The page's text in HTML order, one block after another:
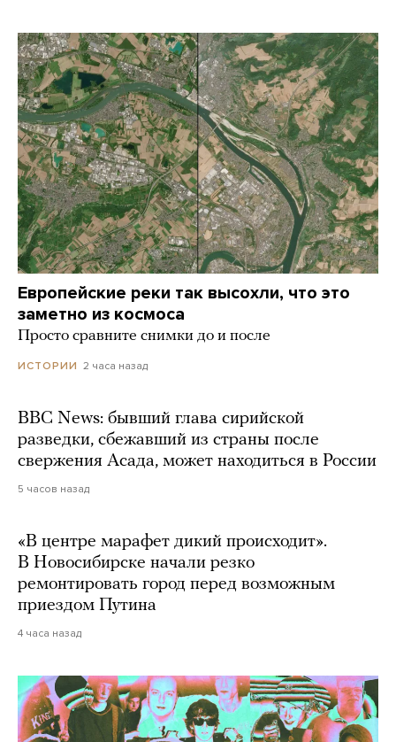
Европейские реки так высохли, что это
заметно из космоса
Просто сравните снимки до и после
ИСТОРИИ 2 часа назад
BBC News: бывший глава сирийской
разведки, сбежавший из страны после
свержения Асада, может находиться в России
5 часов назад
«В центре марафет дикий происходит».
В Новосибирске начали резко
ремонтировать город перед возможным
приездом Путина
4 часа назад